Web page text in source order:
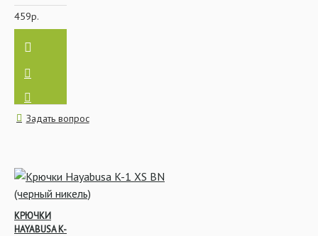
459р.
Задать вопрос
КРЮЧКИ
HAYABUSA K-